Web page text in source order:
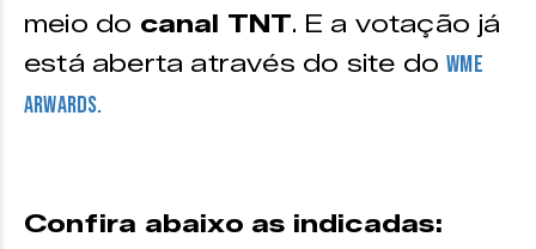
meio do canal TNT. E a votação já
está aberta através do site doWME
Arwards.
Confira abaixo as indicadas: